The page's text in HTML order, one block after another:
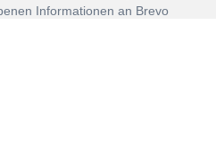
Informationen an Brevo